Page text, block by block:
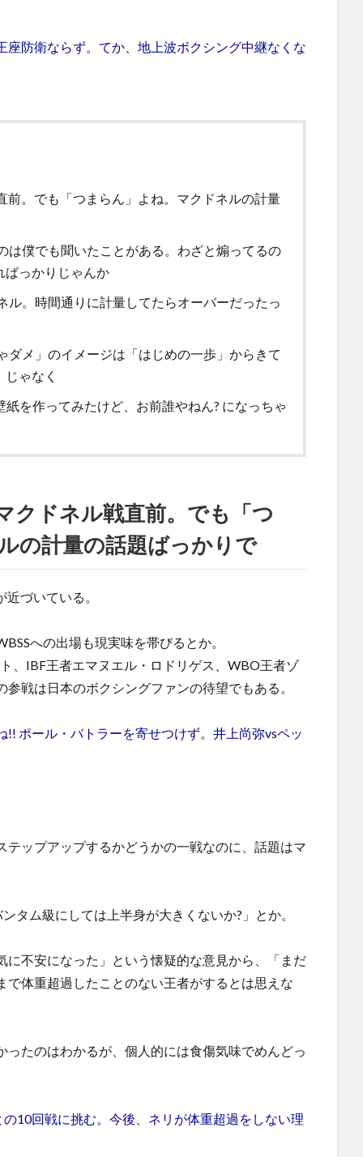
防衛ならず。てか、地上波ボクシング中継なくな
。でも「つまらん」よね。マクドネルの計量
僕でも聞いたことがある。わざと煽ってるの
ばっかりじゃんか
。時間通りに計量してたらオーバーだったっ
メ」のイメージは「はじめの一歩」からきて
ゃなく
を作ってみたけど、お前誰やねん? になっちゃ
クドネル戦直前。でも「つ
の計量の話題ばっかりで
づいている。
への出場も現実味を帯びるとか。
、IBF王者エマヌエル・ロドリゲス、WBO王者ゾ
戦は日本のボクシングファンの待望でもある。
ポール・バトラーを寄せつけず。井上尚弥vsペッ
ップアップするかどうかの一戦なのに、話題はマ
タム級にしては上半身が大きくないか?」とか。
不安になった」という懐疑的な意見から、「まだ
体重超過したことのない王者がするとは思えな
たのはわかるが、個人的には食傷気味でめんどっ
10回戦に挑む。今後、ネリが体重超過をしない理